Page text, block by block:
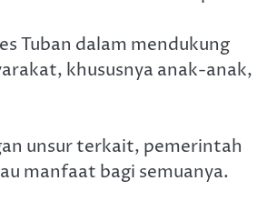
Tuban dalam mendukung
khususnya anak-anak,
unsur terkait, pemerintah
manfaat bagi semuanya.